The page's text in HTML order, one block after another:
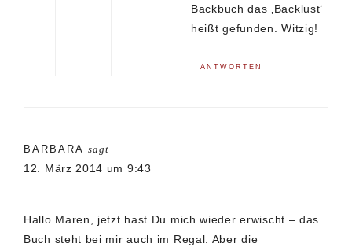
Backbuch das ‚Backlust‘
heißt gefunden. Witzig!
ANTWORTEN
BARBARA sagt
12. März 2014 um 9:43
Hallo Maren, jetzt hast Du mich wieder erwischt – das
Buch steht bei mir auch im Regal. Aber die